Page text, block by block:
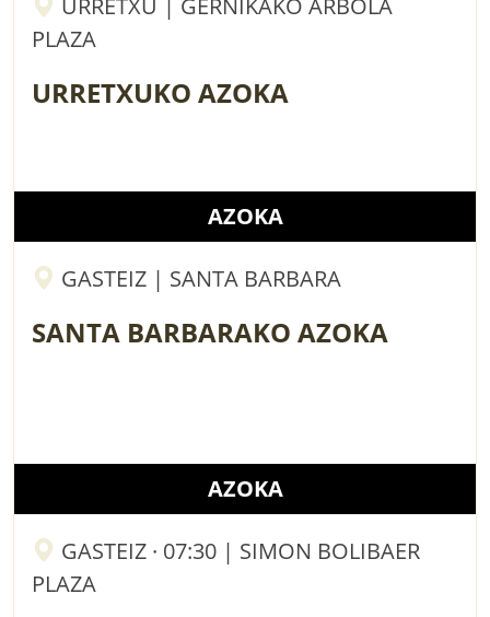
PLAZA
URRETXUKO AZOKA
AZOKA
GASTEIZ | SANTA BARBARA
SANTA BARBARAKO AZOKA
AZOKA
GASTEIZ · 07:30 | SIMON BOLIBAER
PLAZA